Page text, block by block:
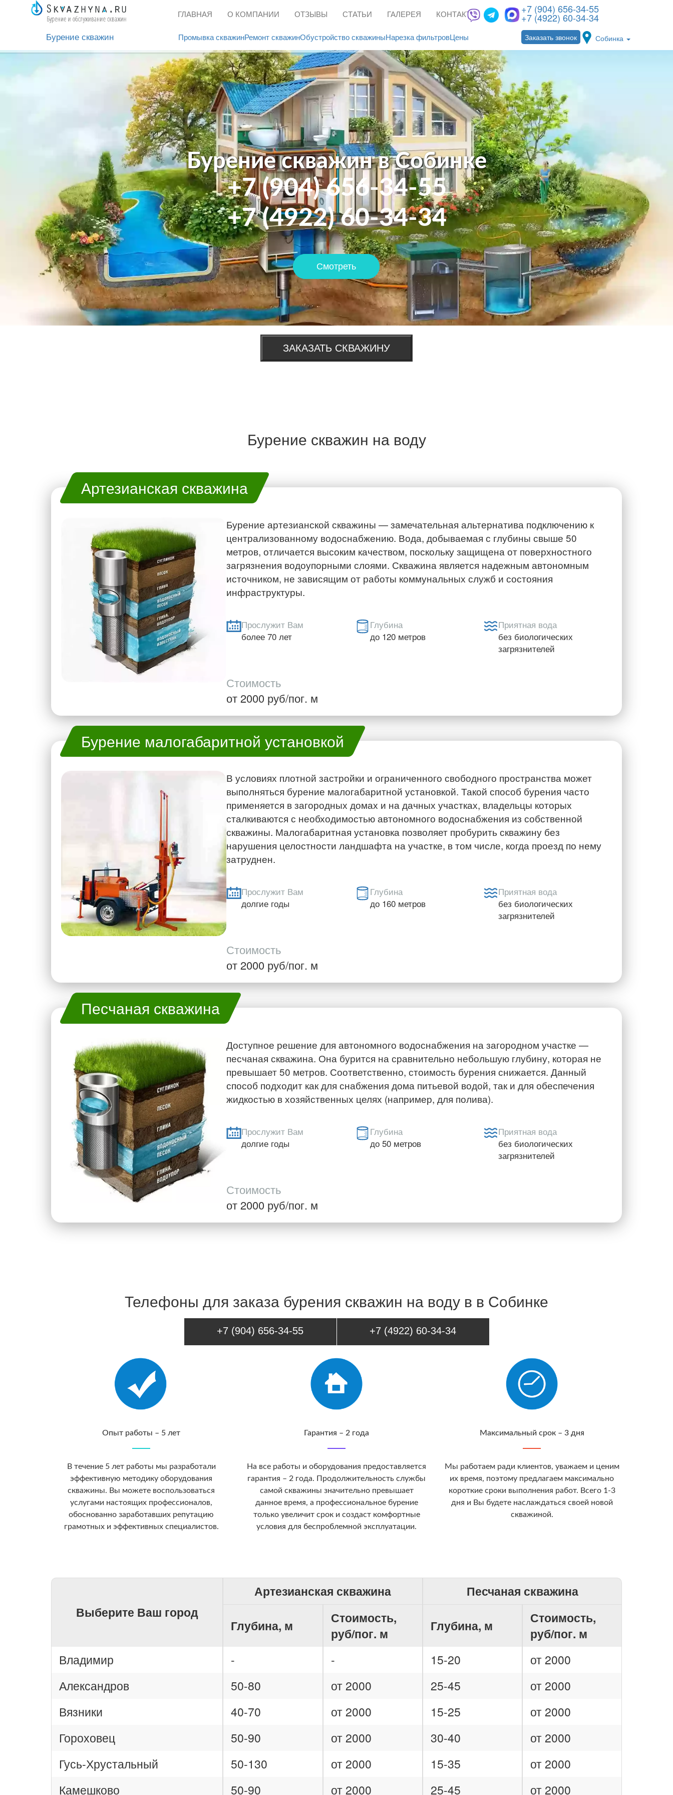
Бурение скважин
ГЛАВНАЯ О КОМПАНИИ ОТЗЫВЫ СТАТЬИ ГАЛЕРЕЯ КОНТАКТЫ
Промывка скважинРемонт скважинОбустройство скважиныНарезка фильтровЦены
+7 (904) 656-34-55
+7 (4922) 60-34-34
Заказать звонок Собинка
Бурение скважин в Собинке
+7 (904) 656-34-55
+7 (4922) 60-34-34
Смотреть
ЗАКАЗАТЬ СКВАЖИНУ
Бурение скважин на воду
Артезианская скважина
Бурение артезианской скважины — замечательная альтернатива подключению к
централизованному водоснабжению. Вода, добываемая с глубины свыше 50
метров, отличается высоким качеством, поскольку защищена от поверхностного
загрязнения водоупорными слоями. Скважина является надежным автономным
источником, не зависящим от работы коммунальных служб и состояния
инфраструктуры.
Прослужит Вам
более 70 лет
Глубина
до 120 метров
Приятная вода
без биологических
загрязнителей
Стоимость
от 2000 руб/пог. м
Бурение малогабаритной установкой
В условиях плотной застройки и ограниченного свободного пространства может
выполняться бурение малогабаритной установкой. Такой способ бурения часто
применяется в загородных домах и на дачных участках, владельцы которых
сталкиваются с необходимостью автономного водоснабжения из собственной
скважины. Малогабаритная установка позволяет пробурить скважину без
нарушения целостности ландшафта на участке, в том числе, когда проезд по нему
затруднен.
Прослужит Вам
долгие годы
Глубина
до 160 метров
Приятная вода
без биологических
загрязнителей
Стоимость
от 2000 руб/пог. м
Песчаная скважина
Доступное решение для автономного водоснабжения на загородном участке —
песчаная скважина. Она бурится на сравнительно небольшую глубину, которая не
превышает 50 метров. Соответственно, стоимость бурения снижается. Данный
способ подходит как для снабжения дома питьевой водой, так и для обеспечения
жидкостью в хозяйственных целях (например, для полива).
Прослужит Вам
долгие годы
Глубина
до 50 метров
Приятная вода
без биологических
загрязнителей
Стоимость
от 2000 руб/пог. м
Телефоны для заказа бурения скважин на воду в в Собинке
+7 (904) 656-34-55 +7 (4922) 60-34-34
Опыт работы – 5 лет
В течение 5 лет работы мы разработали
эффективную методику оборудования
скважины. Вы можете воспользоваться
услугами настоящих профессионалов,
обоснованно заработавших репутацию
грамотных и эффективных специалистов.
Гарантия – 2 года
На все работы и оборудования предоставляется
гарантия – 2 года. Продолжительность службы
самой скважины значительно превышает
данное время, а профессиональное бурение
только увеличит срок и создаст комфортные
условия для беспроблемной эксплуатации.
Максимальный срок – 3 дня
Мы работаем ради клиентов, уважаем и ценим
их время, поэтому предлагаем максимально
короткие сроки выполнения работ. Всего 1-3
дня и Вы будете наслаждаться своей новой
скважиной.
Выберите Ваш город
Артезианская скважина Песчаная скважина
Глубина, м
Стоимость,
руб/пог. м
Глубина, м
Стоимость,
руб/пог. м
Владимир
- - 15-20
от 2000
Александров
50-80 от 2000 25-45
от 2000
Вязники
40-70 от 2000 15-25
от 2000
Гороховец
50-90 от 2000 30-40
от 2000
Гусь-Хрустальный
50-130 от 2000 15-35
от 2000
Камешково
50-90 от 2000 25-45 от 2000